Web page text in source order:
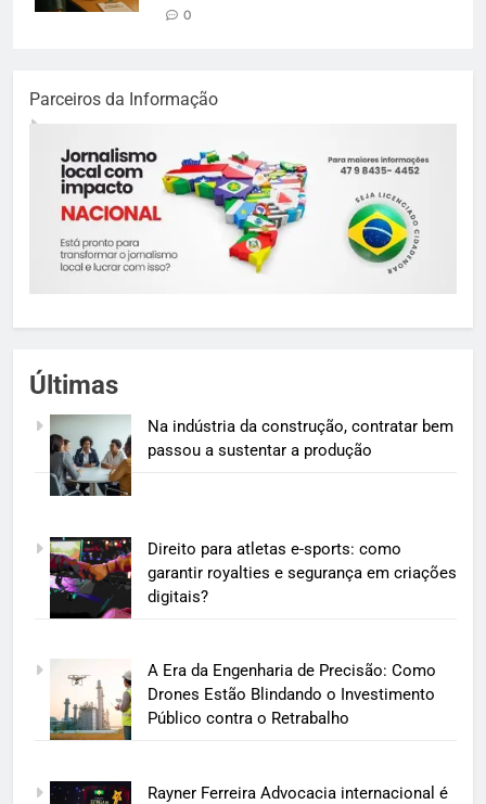
0
Parceiros da Informação
Últimas
Na indústria da construção, contratar bem
passou a sustentar a produção
Direito para atletas e-sports: como
garantir royalties e segurança em criações
digitais?
A Era da Engenharia de Precisão: Como
Drones Estão Blindando o Investimento
Público contra o Retrabalho
Rayner Ferreira Advocacia internacional é